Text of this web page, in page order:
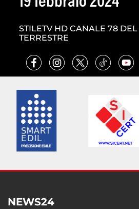
STILETV HD CANALE 78 DEL
TERRESTRE
NEWS24